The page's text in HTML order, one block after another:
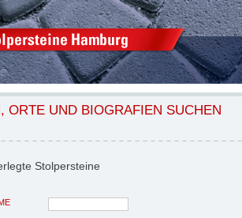
ORTE UND BIOGRAFIEN SUCHEN
Stolpersteine